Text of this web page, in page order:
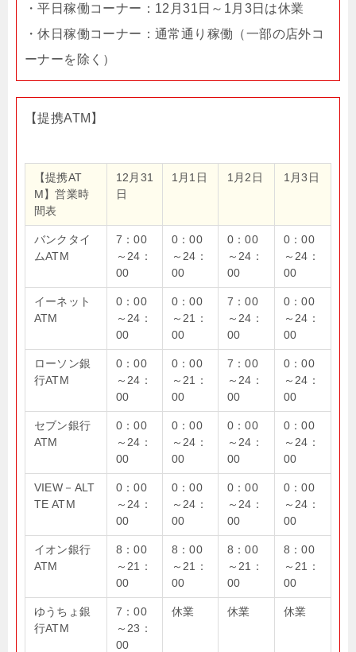
・平日稼働コーナー：12月31日～1月3日は休業
・休日稼働コーナー：通常通り稼働（一部の店外コ
ーナーを除く）
【提携ATM】
【提携AT
M】営業時
間表
12月31
日
1月1日 1月2日 1月3日
バンクタイ
ムATM
7：00
～24：
00
0：00
～24：
00
0：00
～24：
00
0：00
～24：
00
イーネット
ATM
0：00
～24：
00
0：00
～21：
00
7：00
～24：
00
0：00
～24：
00
ローソン銀
行ATM
0：00
～24：
00
0：00
～21：
00
7：00
～24：
00
0：00
～24：
00
セブン銀行
ATM
0：00
～24：
00
0：00
～24：
00
0：00
～24：
00
0：00
～24：
00
VIEW－ALT
TE ATM
0：00
～24：
00
0：00
～24：
00
0：00
～24：
00
0：00
～24：
00
イオン銀行
ATM
8：00
～21：
00
8：00
～21：
00
8：00
～21：
00
8：00
～21：
00
ゆうちょ銀
行ATM
7：00
～23：
00
休業 休業 休業